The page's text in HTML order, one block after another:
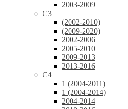
2003-2009
C3
(2002-2010)
(2009-2020)
2002-2006
2005-2010
2009-2013
2013-2016
C4
1 (2004-2011)
1 (2004-2014)
2004-2014